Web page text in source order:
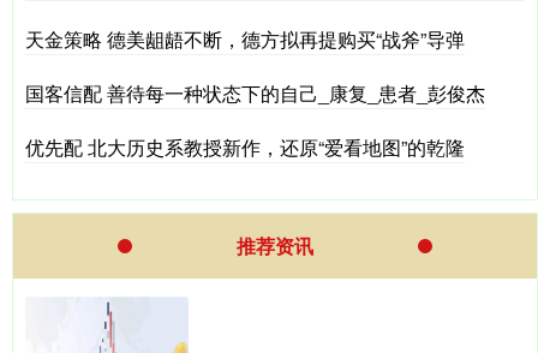
天金策略 德美龃龉不断，德方拟再提购买“战斧”导弹
国客信配 善待每一种状态下的自己_康复_患者_彭俊杰
优先配 北大历史系教授新作，还原“爱看地图”的乾隆
推荐资讯